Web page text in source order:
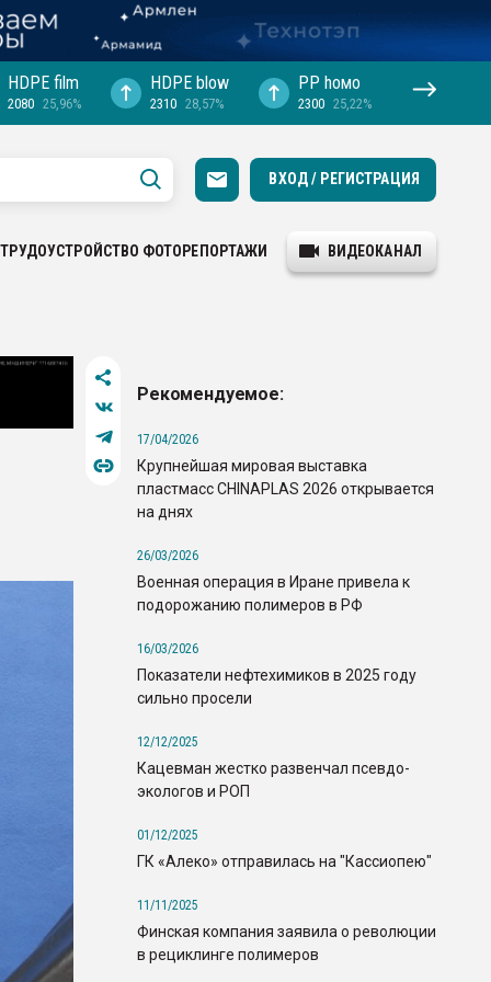
HDPE film
2080 25,96%
HDPE blow
2310 28,57%
PP hомо
2300 25,22%
ВХОД / РЕГИСТРАЦИЯ
ТРУДОУСТРОЙСТВО ФОТОРЕПОРТАЖИ ВИДЕОКАНАЛ
Рекомендуемое:
17/04/2026
Крупнейшая мировая выставка
пластмасс CHINAPLAS 2026 открывается
на днях
26/03/2026
Военная операция в Иране привела к
подорожанию полимеров в РФ
16/03/2026
Показатели нефтехимиков в 2025 году
сильно просели
12/12/2025
Кацевман жестко развенчал псевдо-
экологов и РОП
01/12/2025
ГК «Алеко» отправилась на "Кассиопею"
11/11/2025
Финская компания заявила о революции
в рециклинге полимеров